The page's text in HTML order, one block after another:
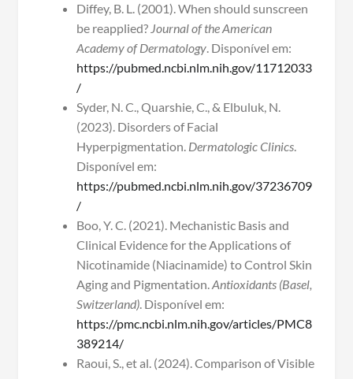
Diffey, B. L. (2001). When should sunscreen
be reapplied? Journal of the American
Academy of Dermatology. Disponível em:
https://pubmed.ncbi.nlm.nih.gov/11712033
/
Syder, N. C., Quarshie, C., & Elbuluk, N.
(2023). Disorders of Facial
Hyperpigmentation. Dermatologic Clinics.
Disponível em:
https://pubmed.ncbi.nlm.nih.gov/37236709
/
Boo, Y. C. (2021). Mechanistic Basis and
Clinical Evidence for the Applications of
Nicotinamide (Niacinamide) to Control Skin
Aging and Pigmentation.Antioxidants (Basel,
Switzerland). Disponível em:
https://pmc.ncbi.nlm.nih.gov/articles/PMC8
389214/
Raoui, S., et al. (2024). Comparison of Visible